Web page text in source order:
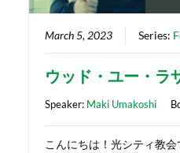
March 5, 2023 Series:
ウッド・ユー・ラ
Speaker: Maki Umakoshi
こんにちは！光シティ教